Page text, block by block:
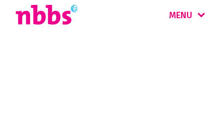
MENU